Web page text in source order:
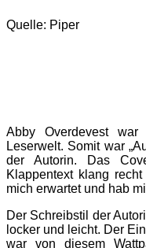
Quelle: Piper
Abby Overdevest
Leserwelt. Somit war
der Autorin. Das
Klappentext klang
mich erwartet und hab
Der Schreibstil der
locker und leicht. Der
war von diesem